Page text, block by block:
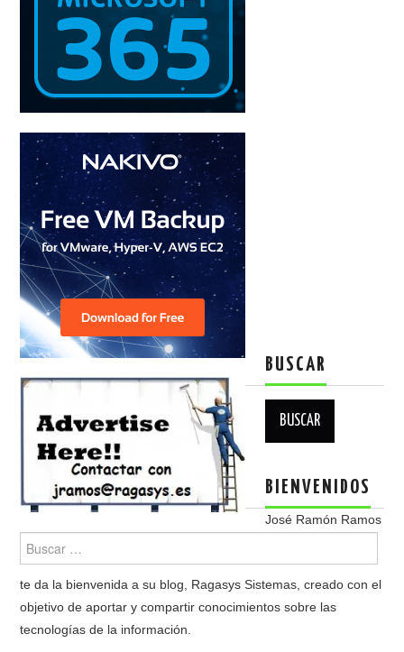
BUSCAR
BIENVENIDOS
José Ramón Ramos
te da la bienvenida a su blog, Ragasys Sistemas, creado con el
objetivo de aportar y compartir conocimientos sobre las
tecnologías de la información.